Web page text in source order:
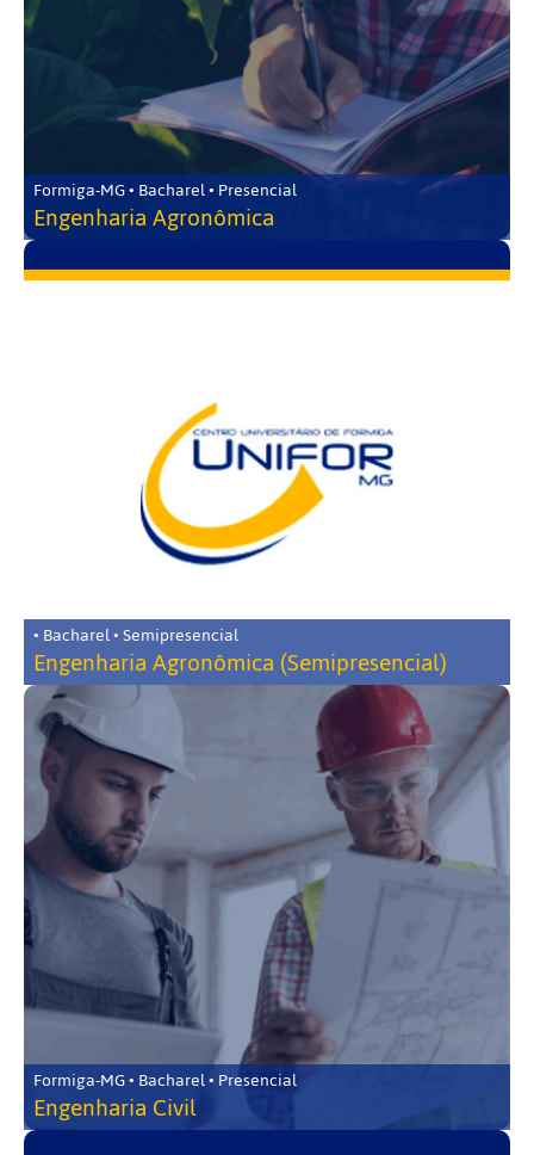
Formiga-MG • Bacharel • Presencial
Engenharia Agronômica
• Bacharel • Semipresencial
Engenharia Agronômica (Semipresencial)
Formiga-MG • Bacharel • Presencial
Engenharia Civil